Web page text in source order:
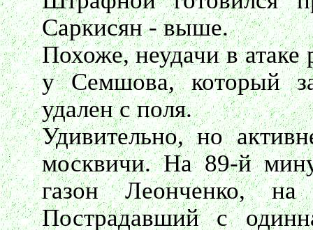
Саркисян - выше.
Похоже, неудачи в атаке
у Семшова, который
удален с поля.
Удивительно, но
москвичи. На 89-й
газон Леонченко,
Пострадавший с